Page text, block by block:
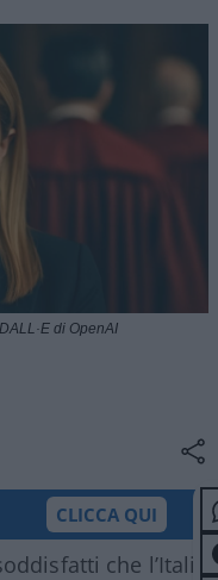
di OpenAI
CLICCA QUI
che l’Italia